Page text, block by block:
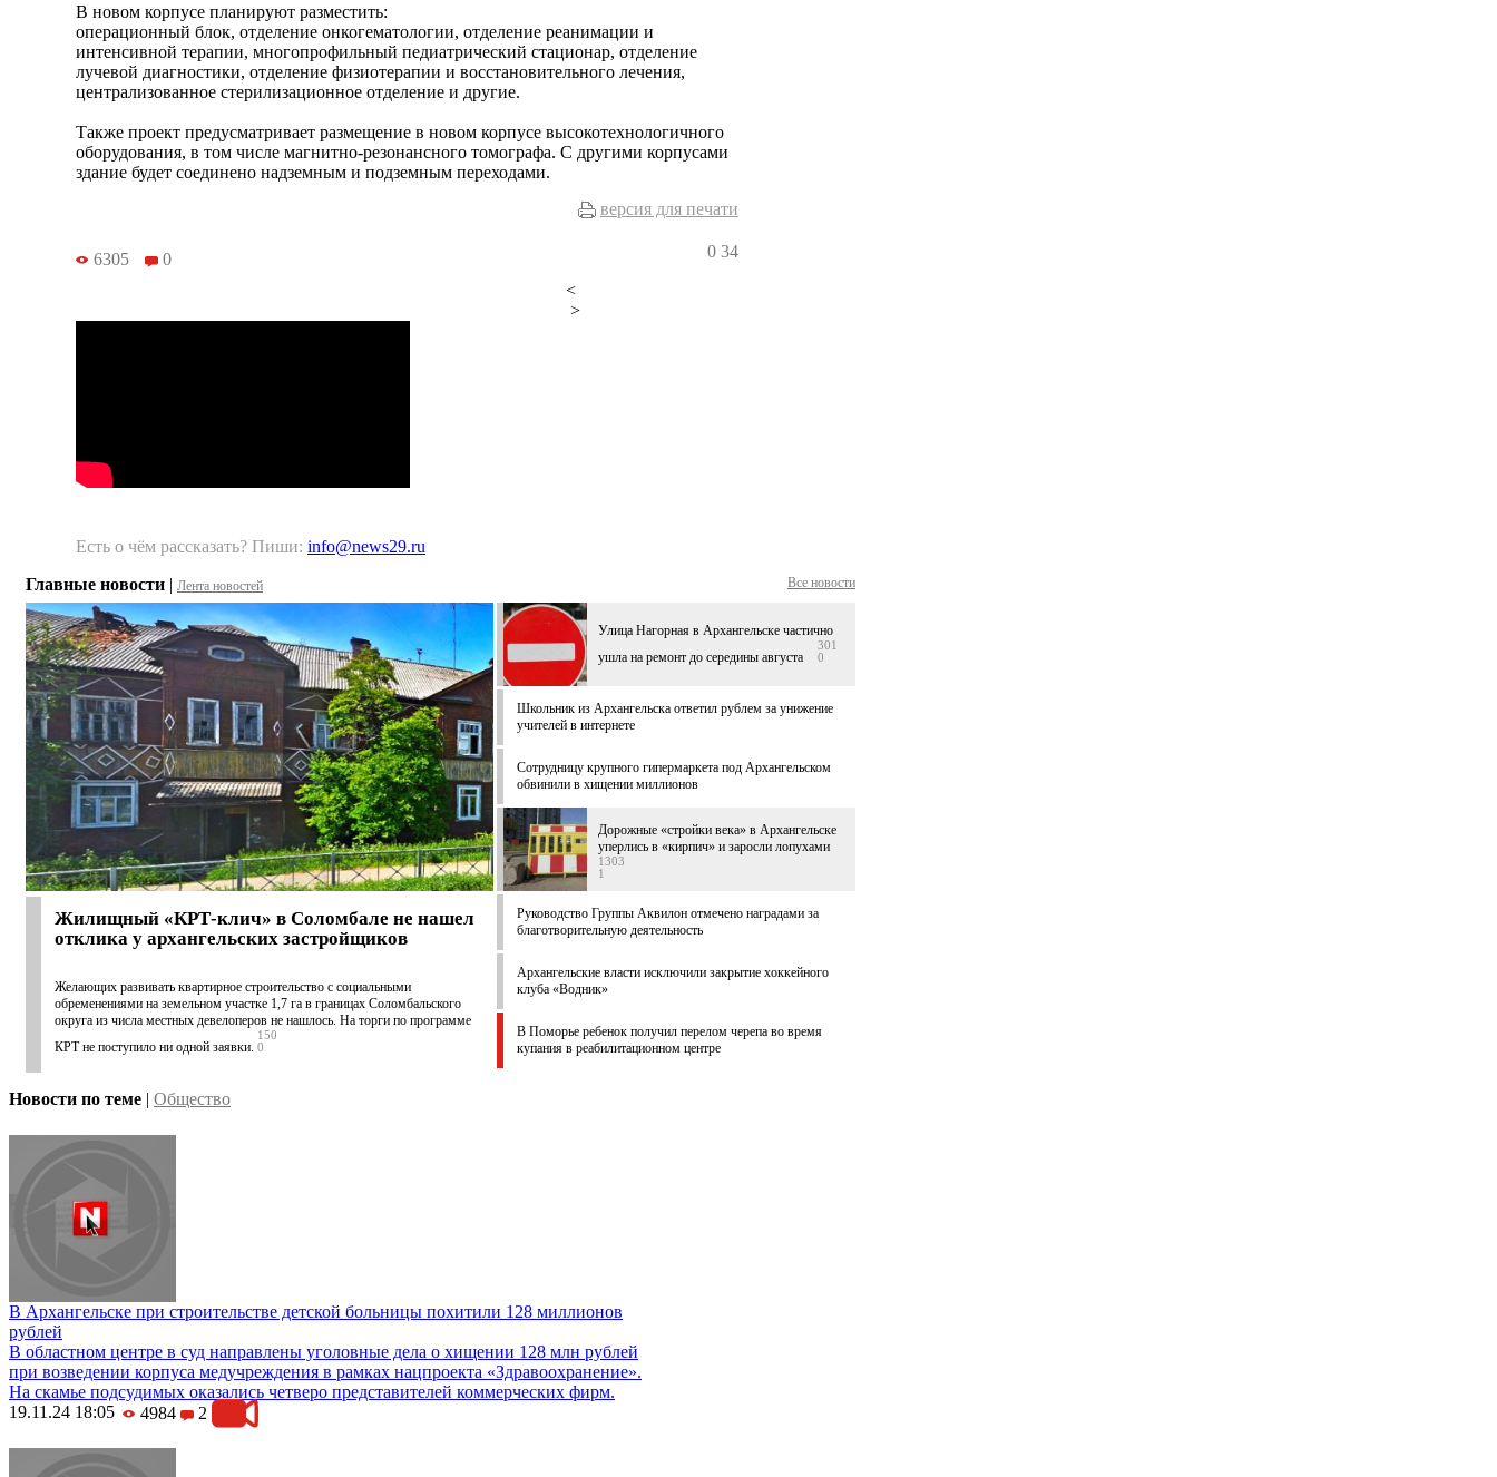
В новом корпусе планируют разместить:
операционный блок, отделение онкогематологии, отделение реанимации и
интенсивной терапии, многопрофильный педиатрический стационар, отделение
лучевой диагностики, отделение физиотерапии и восстановительного лечения,
централизованное стерилизационное отделение и другие.
Также проект предусматривает размещение в новом корпусе высокотехнологичного
оборудования, в том числе магнитно-резонансного томографа. С другими корпусами
здание будет соединено надземным и подземным переходами.
версия для печати
6305 0 0 34
<
>
Есть о чём рассказать? Пиши: info@news29.ru
Главные новости | Лента новостей Все новости
Жилищный «КРТ-клич» в Соломбале не нашел
отклика у архангельских застройщиков
Желающих развивать квартирное строительство с социальными
обременениями на земельном участке 1,7 га в границах Соломбальского
округа из числа местных девелоперов не нашлось. На торги по программе
КРТ не поступило ни одной заявки.
150
0
Улица Нагорная в Архангельске частично
ушла на ремонт до середины августа
301
0
Школьник из Архангельска ответил рублем за унижение
учителей в интернете
Сотрудницу крупного гипермаркета под Архангельском
обвинили в хищении миллионов
Дорожные «стройки века» в Архангельске
уперлись в «кирпич» и заросли лопухами
1303
1
Руководство Группы Аквилон отмечено наградами за
благотворительную деятельность
Архангельские власти исключили закрытие хоккейного
клуба «Водник»
В Поморье ребенок получил перелом черепа во время
купания в реабилитационном центре
Новости по теме | Общество
В Архангельске при строительстве детской больницы похитили 128 миллионов
рублей
В областном центре в суд направлены уголовные дела о хищении 128 млн рублей
при возведении корпуса медучреждения в рамках нацпроекта «Здравоохранение».
На скамье подсудимых оказались четверо представителей коммерческих фирм.
19.11.24 18:05
4984 2